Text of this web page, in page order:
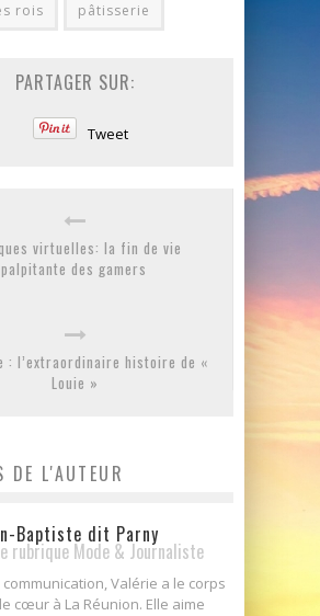
rois pâtisserie
PARTAGER SUR:
Tweet
virtuelles: la fin de vie
palpitante des gamers
: l’extraordinaire histoire de «
Louie »
DE L'AUTEUR
Baptiste dit Parny
rubrique Mode & Journaliste
Valérie a le corps
cœur à La Réunion. Elle aime